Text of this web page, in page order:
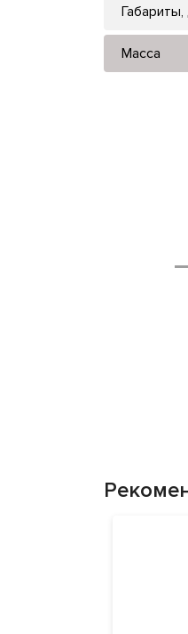
Масса